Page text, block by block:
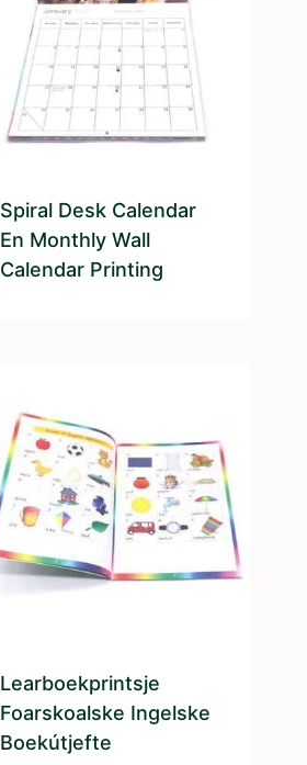
Spiral Desk Calendar
En Monthly Wall
Calendar Printing
Learboekprintsje
Foarskoalske Ingelske
Boekútjefte